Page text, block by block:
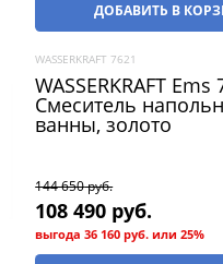
ДОБАВИТЬ В
WASSERKRAFT 7621
WASSERKRAFT Ems
Смеситель
ванны, золото
144 650 руб.
108 490 руб.
выгода36 160 руб. или25%